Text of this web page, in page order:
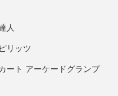
人
リッツ
ート アーケードグランプ